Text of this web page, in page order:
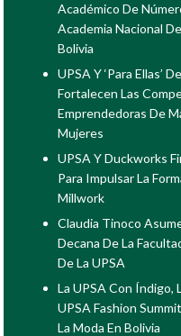
Académico De
Academia Nacional
Bolivia
UPSA Y ‘Para Ellas’
Fortalecen Las
Emprendedoras De
Mujeres
UPSA Y Duckworks
Para Impulsar La
Millwork
Claudia Tinoco
Decana De La
De La UPSA
La UPSA Con Índigo,
UPSA Fashion
La Moda En Bolivia